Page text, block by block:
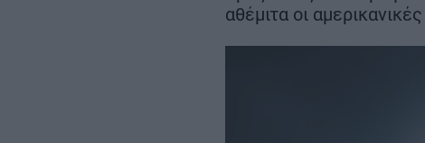
αθέμιτα οι